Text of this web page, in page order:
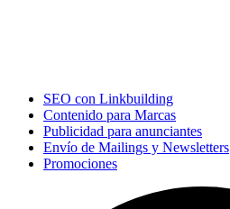
SEO con Linkbuilding
Contenido para Marcas
Publicidad para anunciantes
Envío de Mailings y Newsletters
Promociones